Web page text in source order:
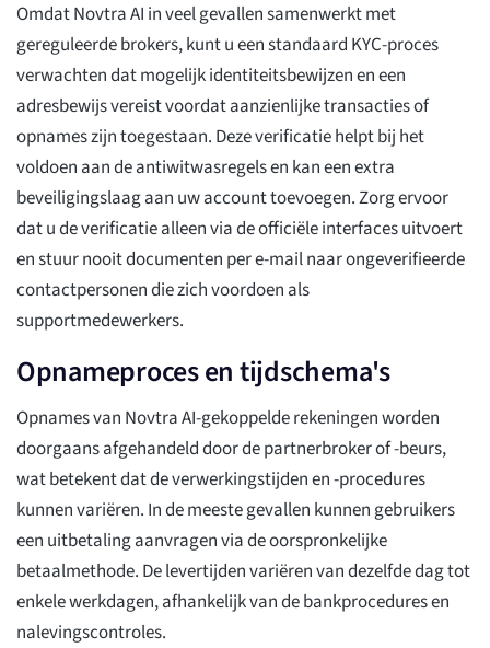
Omdat Novtra AI in veel gevallen samenwerkt met
gereguleerde brokers, kunt u een standaard KYC-proces
verwachten dat mogelijk identiteitsbewijzen en een
adresbewijs vereist voordat aanzienlijke transacties of
opnames zijn toegestaan. Deze verificatie helpt bij het
voldoen aan de antiwitwasregels en kan een extra
beveiligingslaag aan uw account toevoegen. Zorg ervoor
dat u de verificatie alleen via de officiële interfaces uitvoert
en stuur nooit documenten per e-mail naar ongeverifieerde
contactpersonen die zich voordoen als
supportmedewerkers.
Opnameproces en tijdschema's
Opnames van Novtra AI-gekoppelde rekeningen worden
doorgaans afgehandeld door de partnerbroker of -beurs,
wat betekent dat de verwerkingstijden en -procedures
kunnen variëren. In de meeste gevallen kunnen gebruikers
een uitbetaling aanvragen via de oorspronkelijke
betaalmethode. De levertijden variëren van dezelfde dag tot
enkele werkdagen, afhankelijk van de bankprocedures en
nalevingscontroles.